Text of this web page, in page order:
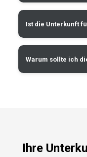
Ist die Unterkunft
Warum sollte ich
Ihre